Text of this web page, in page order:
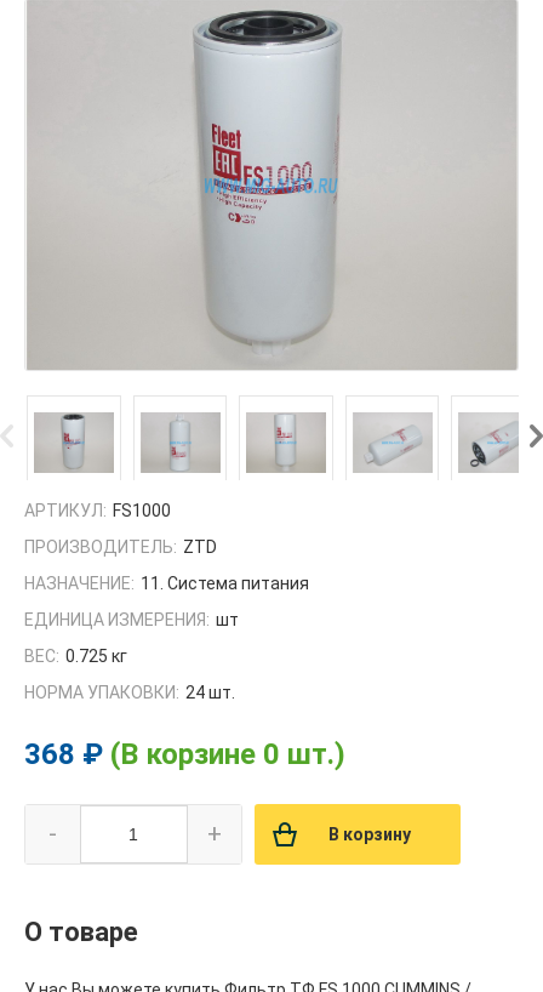
АРТИКУЛ: FS1000
ПРОИЗВОДИТЕЛЬ: ZTD
НАЗНАЧЕНИЕ: 11. Система питания
ЕДИНИЦА ИЗМЕРЕНИЯ: шт
ВЕС: 0.725 кг
НОРМА УПАКОВКИ: 24 шт.
368 ₽ (В корзине 0 шт.)
- + В корзину
О товаре